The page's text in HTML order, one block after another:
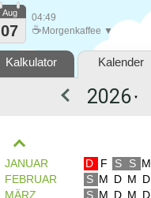
Aug
07
04:49
☕ Morgenkaffee ▼
Kalkulator Kalender
▼
JANUAR D F S S M
FEBRUAR
S M D M D
MÄRZ
S M D M D